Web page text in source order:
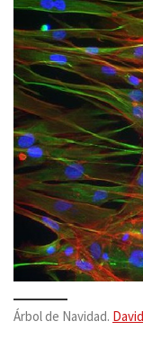
Árbol de Navidad.